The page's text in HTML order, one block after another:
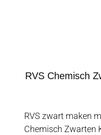
RVS Chemisch
RVS zwart maken
Chemisch Zwarten